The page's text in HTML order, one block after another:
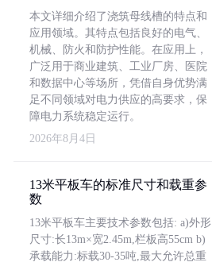
本文详细介绍了浇筑母线槽的特点和
应用领域。其特点包括良好的电气、
机械、防火和防护性能。在应用上，
广泛用于商业建筑、工业厂房、医院
和数据中心等场所，凭借自身优势满
足不同领域对电力供应的高要求，保
障电力系统稳定运行。
2026年8月4日
13米平板车的标准尺寸和载重参
数
13米平板车主要技术参数包括: a)外形
尺寸:长13m×宽2.45m,栏板高55cm b)
承载能力:标载30-35吨,最大允许总重